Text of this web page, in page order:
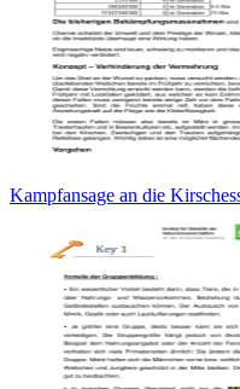
Kampfansage an die